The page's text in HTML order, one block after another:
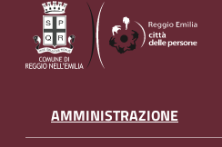
AMMINISTRAZIONE